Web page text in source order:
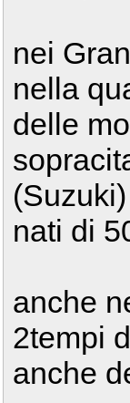
nei
nella
delle
nati di
anche
2tempi
anche